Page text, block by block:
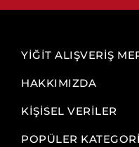
YİĞİT ALIŞVERİŞ
HAKKIMIZDA
KİŞİSEL VERİLER
POPÜLER